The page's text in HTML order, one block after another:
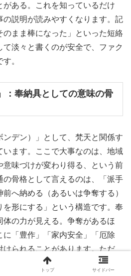
がある。これを知っているだけ
の説明が読みやすくなります。記
のまま棒になった」といった短絡
て淡々と書くのが安全で、ファク
。
：奉納具としての意味の骨
デン）」として、梵天と関係す
います。ここで大事なのは、地域
意味づけが変わり得る、という前
の骨格として言えるのは、「派手
へ納める（あるいは争奪する）
を形にする」という構造です。奉
の力が見える。争奪があるほ
に「豊作」「家内安全」「厄除
けられることがあります。ただ
ご利益と直結させない方が良いで
トップ サイドバー